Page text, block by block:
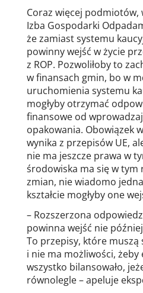
Coraz więcej podmiotów,
Izba Gospodarki
że zamiast systemu
powinny wejść w życie
z ROP. Pozwoliłoby to
w finansach gmin, bo w
uruchomienia systemu
mogłyby otrzymać
finansowe od
opakowania. Obowiązek
wynika z przepisów UE,
nie ma jeszcze prawa w
środowiska ma się w
zmian, nie wiadomo
kształcie mogłyby one
– Rozszerzona
powinna wejść nie
To przepisy, które muszą
i nie ma możliwości,
wszystko bilansowało,
równolegle – apeluje